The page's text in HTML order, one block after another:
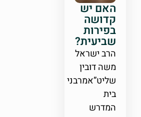
האם יש
קדושה
בפירות
שביעית?
הרב ישראל
משה דובין
שליט”אמרבני
בית
המדרש